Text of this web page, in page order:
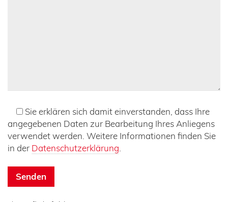
Sie erklären sich damit einverstanden, dass Ihre
angegebenen Daten zur Bearbeitung Ihres Anliegens
verwendet werden. Weitere Informationen finden Sie
in der Datenschutzerklärung.